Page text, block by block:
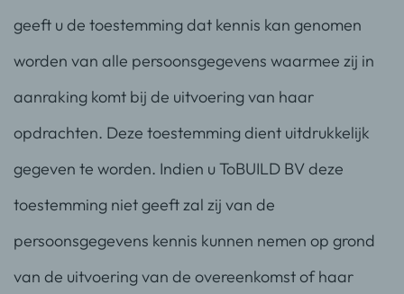
geeft u de toestemming dat kennis kan genomen
worden van alle persoonsgegevens waarmee zij in
aanraking komt bij de uitvoering van haar
opdrachten. Deze toestemming dient uitdrukkelijk
gegeven te worden. Indien u ToBUILD BV deze
toestemming niet geeft zal zij van de
persoonsgegevens kennis kunnen nemen op grond
van de uitvoering van de overeenkomst of haar